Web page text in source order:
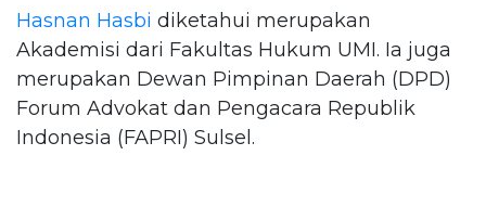
Hasnan Hasbi diketahui merupakan
Akademisi dari Fakultas Hukum UMI. Ia juga
merupakan Dewan Pimpinan Daerah (DPD)
Forum Advokat dan Pengacara Republik
Indonesia (FAPRI) Sulsel.